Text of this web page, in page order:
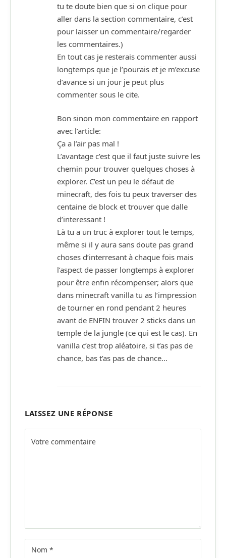
tu te doute bien que si on clique pour
aller dans la section commentaire, c’est
pour laisser un commentaire/regarder
les commentaires.)
En tout cas je resterais commenter aussi
longtemps que je l’pourais et je m’excuse
d’avance si un jour je peut plus
commenter sous le cite.
Bon sinon mon commentaire en rapport
avec l’article:
Ça a l’air pas mal !
L’avantage c’est que il faut juste suivre les
chemin pour trouver quelques choses à
explorer. C’est un peu le défaut de
minecraft, des fois tu peux traverser des
centaine de block et trouver que dalle
d’interessant !
Là tu a un truc à explorer tout le temps,
même si il y aura sans doute pas grand
choses d’interresant à chaque fois mais
l’aspect de passer longtemps à explorer
pour être enfin récompenser; alors que
dans minecraft vanilla tu as l’impression
de tourner en rond pendant 2 heures
avant de ENFIN trouver 2 sticks dans un
temple de la jungle (ce qui est le cas). En
vanilla c’est trop aléatoire, si t’as pas de
chance, bas t’as pas de chance…
LAISSEZ UNE RÉPONSE